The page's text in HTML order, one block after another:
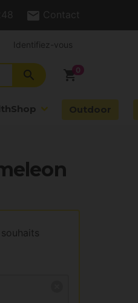
Contact
shopping_cart
search
Outdoor
Identifiez-vous